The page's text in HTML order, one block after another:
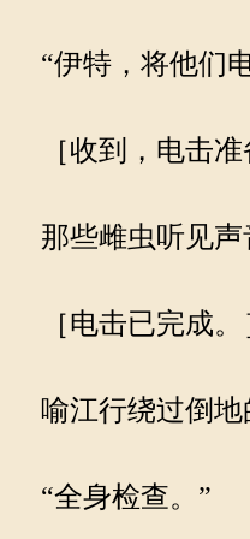
“伊特，将他们
［收到，电击准
那些雌虫听见声
［电击已完成。
喻江行绕过倒地
“全身检查。”